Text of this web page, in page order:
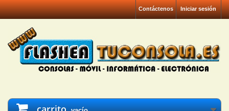
Iniciar sesión
Contáctenos